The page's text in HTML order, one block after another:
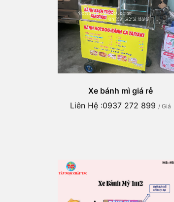
Xe bánh mì giá rẻ
Liên Hệ :0937 272 899 / Giá